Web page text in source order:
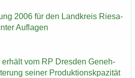
2006 für den Land­kreis Riesa-​
Auf­la­gen
er­hält vom RP Dres­den Ge­neh­
sei­ner Pro­duk­ti­onskpa­zi­tät